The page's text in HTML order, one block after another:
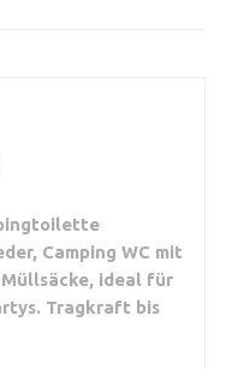
Camping WC mit
ideal für
Tragkraft bis